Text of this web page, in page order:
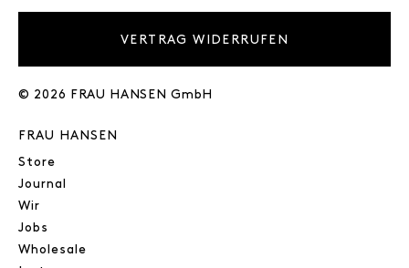
VERTRAG WIDERRUFEN
© 2026 FRAU HANSEN GmbH
FRAU HANSEN
Store
Journal
Wir
Jobs
Wholesale